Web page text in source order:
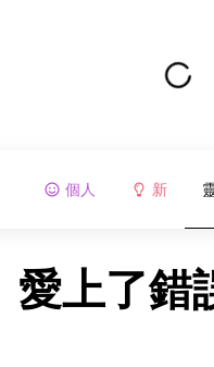
個人 新
愛上了錯